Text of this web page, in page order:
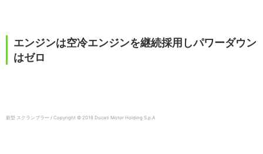
エンジンは空冷エンジンを継続採用しパワーダウン
はゼロ
新型 スクランブラー / Copyright © 2018 Ducati Motor Holding S.p.A